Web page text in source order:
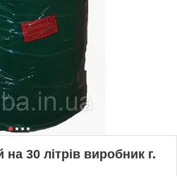
30 літрів виробник г.